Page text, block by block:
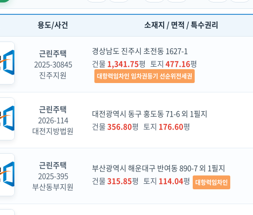
용도/사건 소재지 / 면적 / 특수권리
근린주택
2025-30845
진주지원
경상남도 진주시 초전동 1627-1
건물 1,341.75평 토지 477.16평
대항력임차인 임차권등기 선순위전세권
근린주택
2026-114
대전지방법원
대전광역시 동구 홍도동 71-6 외 1필지
건물356.80평 토지 176.60평
근린주택
2025-395
부산동부지원
부산광역시 해운대구 반여동 890-7 외 1필지
건물315.85평 토지 114.04평 대항력임차인